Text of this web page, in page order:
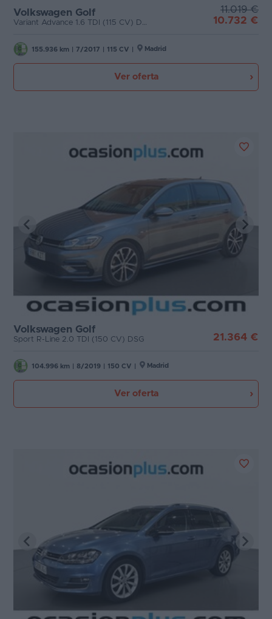
Volkswagen Golf
Variant Advance 1.6 TDI (115 CV) DSG
11.019 €
10.732 €
155.936 km 7/2017 115 CV Madrid
Ver oferta
Volkswagen Golf
Sport R-Line 2.0 TDI (150 CV) DSG 21.364 €
104.996 km 8/2019 150 CV Madrid
Ver oferta